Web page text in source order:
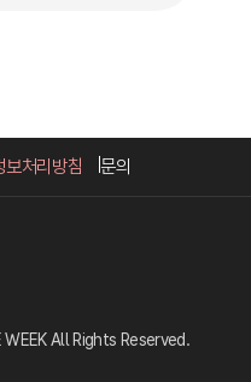
보처리방침 문의
All Rights Reserved.